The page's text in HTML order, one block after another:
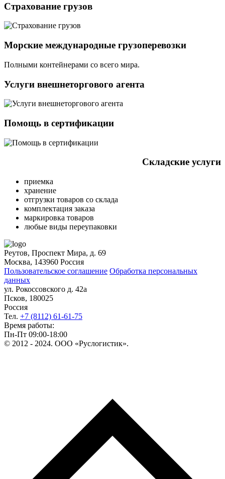
Страхование грузов
Морские международные грузоперевозки
Полными контейнерами со всего мира.
Услуги внешнеторгового агента
Помощь в сертификации
Складские услуги
приемка
хранение
отгрузки товаров со склада
комплектация заказа
маркировка товаров
любые виды переупаковки
Реутов, Проспект Мира, д. 69
Москва, 143960 Россия
Пользовательское соглашение Обработка персональных
данных
ул. Рокоссовского д. 42а
Псков, 180025
Россия
Тел. +7 (8112) 61-61-75
Время работы:
Пн-Пт 09:00-18:00
© 2012 - 2024. ООО «Руслогистик».